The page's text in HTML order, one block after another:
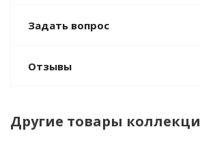
Задать вопрос
Отзывы
Другие товары